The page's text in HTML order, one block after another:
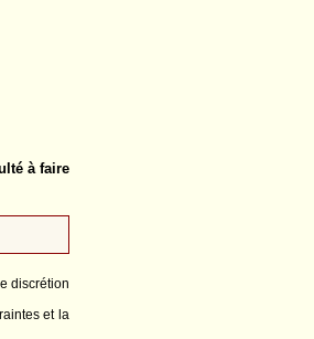
à faire
discrétion
et la